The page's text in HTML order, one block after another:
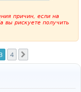
причин, если на
вы рискуете получить
4